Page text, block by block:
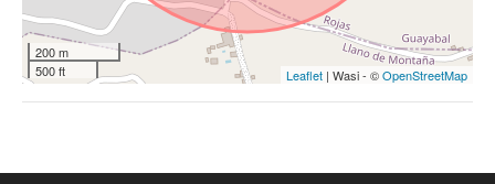
200 m
500 ft
Leaflet | Wasi - ©OpenStreetMap